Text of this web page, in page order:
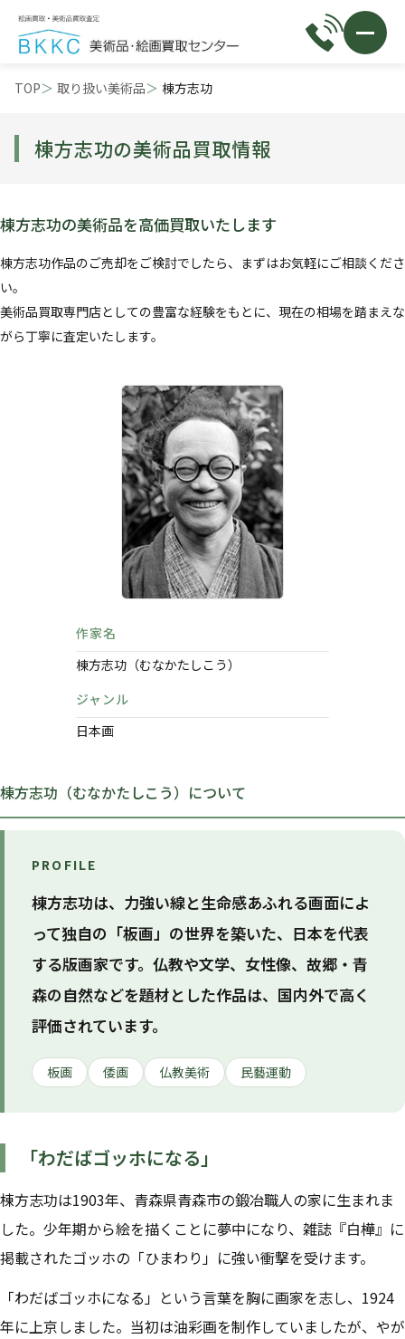
TOP 取り扱い美術品 棟方志功
棟方志功の美術品買取情報
棟方志功の美術品を高価買取いたします
棟方志功作品のご売却をご検討でしたら、まずはお気軽にご相談くださ
い。
美術品買取専門店としての豊富な経験をもとに、現在の相場を踏まえな
がら丁寧に査定いたします。
作家名
棟方志功（むなかたしこう）
ジャンル
日本画
棟方志功（むなかたしこう）について
PROFILE
棟方志功は、力強い線と生命感あふれる画面によ
って独自の「板画」の世界を築いた、日本を代表
する版画家です。仏教や文学、女性像、故郷・青
森の自然などを題材とした作品は、国内外で高く
評価されています。
板画 倭画 仏教美術 民藝運動
「わだばゴッホになる」
棟方志功は1903年、青森県青森市の鍛冶職人の家に生まれま
した。少年期から絵を描くことに夢中になり、雑誌『白樺』に
掲載されたゴッホの「ひまわり」に強い衝撃を受けます。
「わだばゴッホになる」という言葉を胸に画家を志し、1924
年に上京しました。当初は油彩画を制作していましたが、やが